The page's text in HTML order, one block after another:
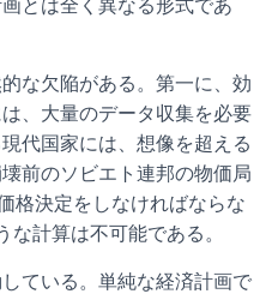
とは全く異なる形式であ
な欠陥がある。第一に、効
、大量のデータ収集を必要
代国家には、想像を超える
前のソビエト連邦の物価局
格決定をしなければならな
計算は不可能である。
ている。単純な経済計画で